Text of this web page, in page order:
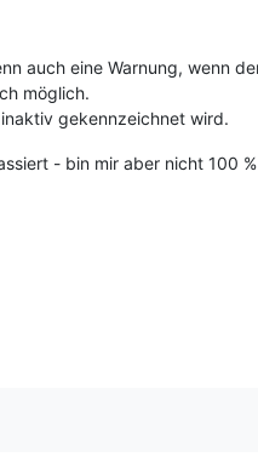
auch eine Warnung, wenn
möglich.
gekennzeichnet wird.
- bin mir aber nicht 100